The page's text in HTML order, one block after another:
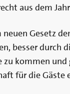
aus dem Jahr
Gesetz
besser durch
zu kommen
für die Gäste